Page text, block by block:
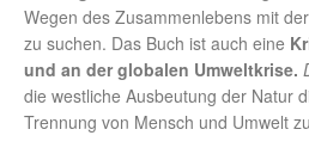
Wegen des Zusammenlebens mit
zu suchen. Das Buch ist auch eine
und an der globalen Umweltkrise.
die westliche Ausbeutung der Natur
Trennung von Mensch und Umwelt